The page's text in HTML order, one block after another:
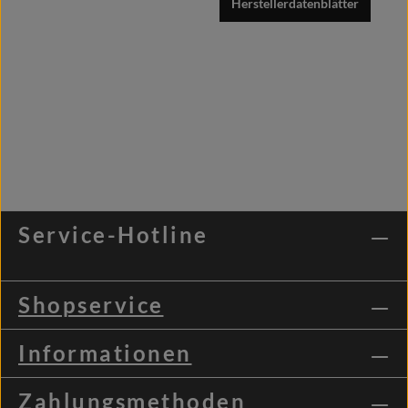
Herstellerdatenblätter
Service-Hotline
Shopservice
Informationen
Zahlungsmethoden